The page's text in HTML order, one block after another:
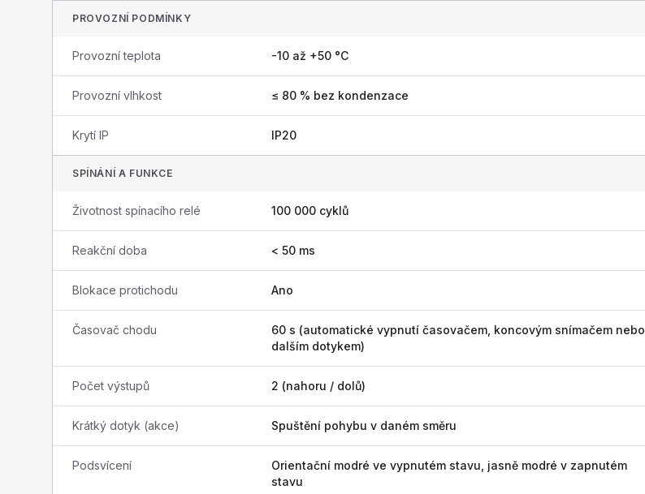
PROVOZNÍ PODMÍNKY
Provozní teplota -10 až +50 °C
Provozní vlhkost ≤ 80 % bez kondenzace
Krytí IP IP20
SPÍNÁNÍ A FUNKCE
Životnost spínacího relé 100 000 cyklů
Reakční doba < 50 ms
Blokace protichodu Ano
Časovač chodu
60 s (automatické vypnutí časovačem, koncovým snímačem nebo
dalším dotykem)
Počet výstupů 2 (nahoru / dolů)
Krátký dotyk (akce) Spuštění pohybu v daném směru
Podsvícení
Orientační modré ve vypnutém stavu, jasně modré v zapnutém
stavu